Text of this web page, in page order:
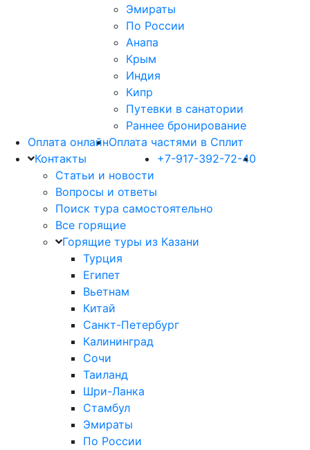
Эмираты
По России
Анапа
Крым
Индия
Кипр
Путевки в санатории
Раннее бронирование
Оплата онлайнОплата частями в Сплит
Контакты
Статьи и новости
Вопросы и ответы
+7-917-392-72-40
Поиск тура самостоятельно
Все горящие
Горящие туры из Казани
Турция
Египет
Вьетнам
Китай
Санкт-Петербург
Калининград
Сочи
Таиланд
Шри-Ланка
Стамбул
Эмираты
По России